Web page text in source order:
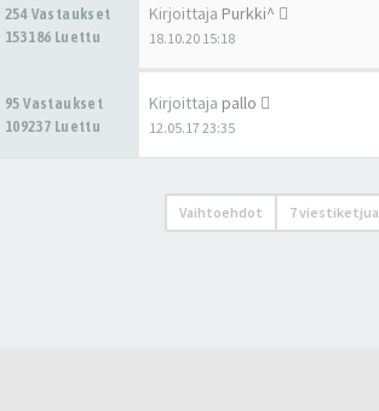
254 Vastaukset
153186 Luettu
Kirjoittaja Purkki^
18.10.20 15:18
95 Vastaukset
109237 Luettu
Kirjoittaja pallo
12.05.17 23:35
Vaihtoehdot 7 viestiketjua